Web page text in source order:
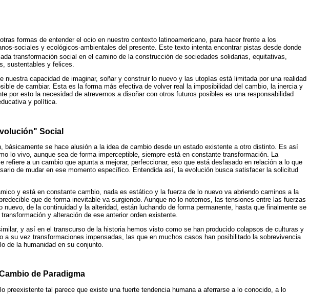
formas de entender el ocio en nuestro contexto latinoamericano, para hacer frente a los
sociales y ecológicos-ambientales del presente. Este texto intenta encontrar pistas desde donde
transformación social en el camino de la construcción de sociedades solidarias, equitativas,
sustentables y felices.
nuestra capacidad de imaginar, soñar y construir lo nuevo y las utopías está limitada por una realidad
de cambiar. Esta es la forma más efectiva de volver real la imposibilidad del cambio, la inercia y
por esto la necesidad de atrevernos a disoñar con otros futuros posibles es una responsabilidad
y política.
Social
básicamente se hace alusión a la idea de cambio desde un estado existente a otro distinto. Es así
lo vivo, aunque sea de forma imperceptible, siempre está en constante transformación. La
refiere a un cambio que apunta a mejorar, perfeccionar, eso que está desfasado en relación a lo que
de mudar en ese momento específico. Entendida así, la evolución busca satisfacer la solicitud
y está en constante cambio, nada es estático y la fuerza de lo nuevo va abriendo caminos a la
que de forma inevitable va surgiendo. Aunque no lo notemos, las tensiones entre las fuerzas
nuevo, de la continuidad y la alteridad, están luchando de forma permanente, hasta que finalmente se
y alteración de ese anterior orden existente.
y así en el transcurso de la historia hemos visto como se han producido colapsos de culturas y
a su vez transformaciones impensadas, las que en muchos casos han posibilitado la sobrevivencia
de la humanidad en su conjunto.
de Paradigma
preexistente tal parece que existe una fuerte tendencia humana a aferrarse a lo conocido, a lo